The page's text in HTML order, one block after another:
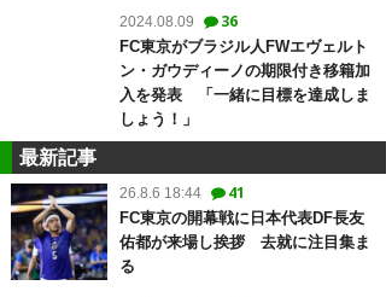
2024.08.09 36
FC東京がブラジル人FWエヴェルト
ン・ガウディーノの期限付き移籍加
入を発表 「一緒に目標を達成しま
しょう！」
最新記事
26.8.6 18:44 41
FC東京の開幕戦に日本代表DF長友
佑都が来場し挨拶 去就に注目集ま
る